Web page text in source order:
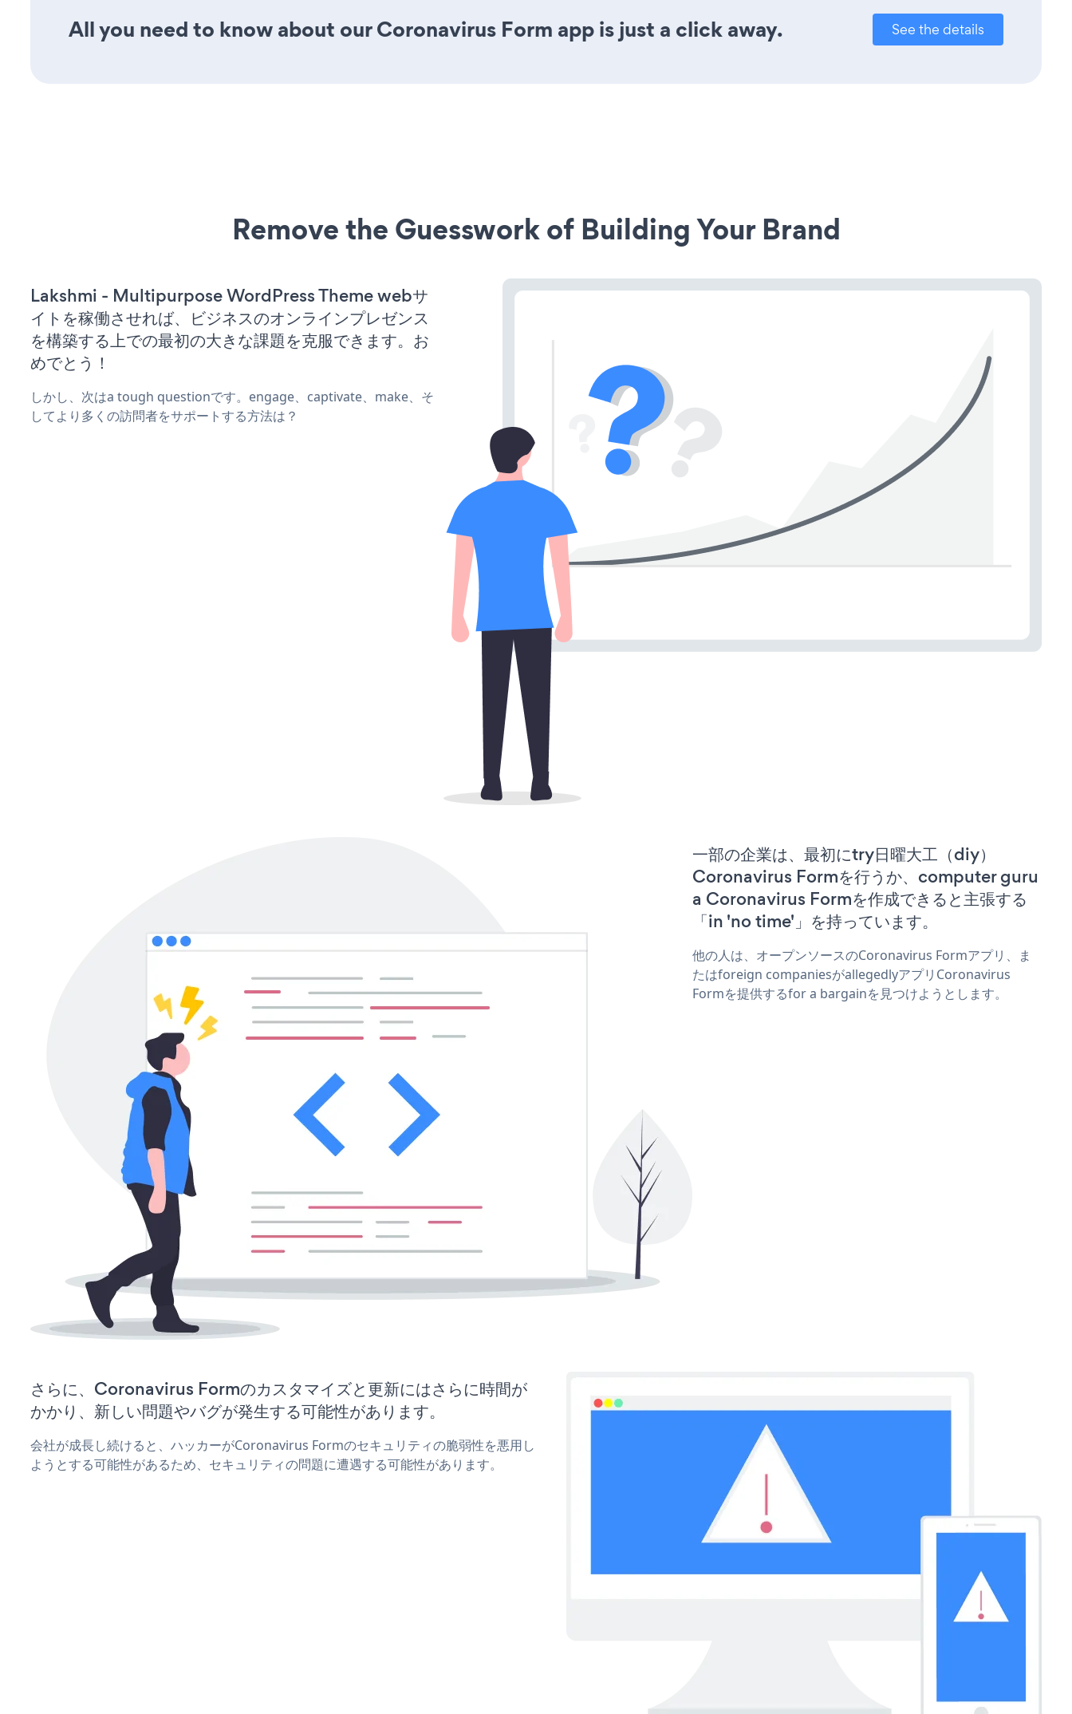
All you need to know about our Coronavirus Form app is just a click away. See the details
Remove the Guesswork of Building Your Brand
Lakshmi - Multipurpose WordPress Theme webサ
イトを稼働させれば、ビジネスのオンラインプレゼンス
を構築する上での最初の大きな課題を克服できます。お
めでとう！
しかし、次はa tough questionです。engage、captivate、make、そ
してより多くの訪問者をサポートする方法は？
一部の企業は、最初にtry日曜大工（diy）
Coronavirus Formを行うか、computer guru
a Coronavirus Formを作成できると主張する
「in 'no time'」を持っています。
他の人は、オープンソースのCoronavirus Formアプリ、ま
たはforeign companiesがallegedlyアプリCoronavirus
Formを提供するfor a bargainを見つけようとします。
さらに、Coronavirus Formのカスタマイズと更新にはさらに時間が
かかり、新しい問題やバグが発生する可能性があります。
会社が成長し続けると、ハッカーがCoronavirus Formのセキュリティの脆弱性を悪用し
ようとする可能性があるため、セキュリティの問題に遭遇する可能性があります。